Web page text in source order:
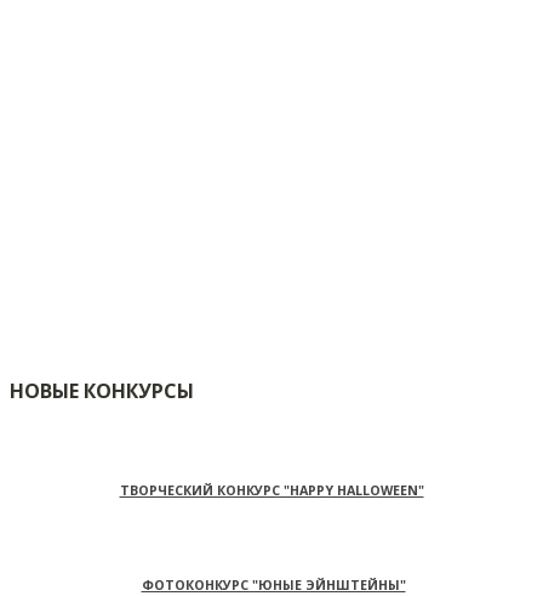
НОВЫЕ КОНКУРСЫ
ТВОРЧЕСКИЙ КОНКУРС "HAPPY HALLOWEEN"
ФОТОКОНКУРС "ЮНЫЕ ЭЙНШТЕЙНЫ"